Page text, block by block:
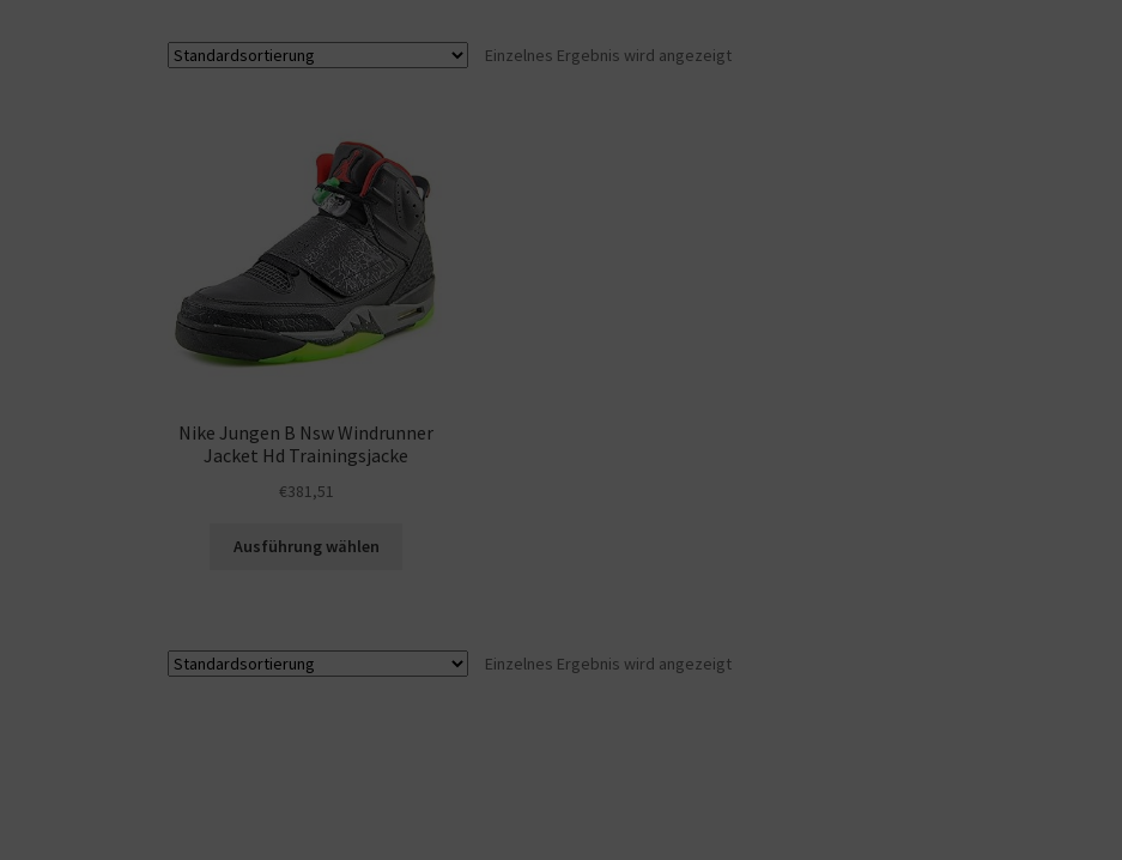
Einzelnes Ergebnis wird angezeigt
Nike Jungen B Nsw Windrunner
Jacket Hd Trainingsjacke
€381,51
Ausführung wählen
Einzelnes Ergebnis wird angezeigt